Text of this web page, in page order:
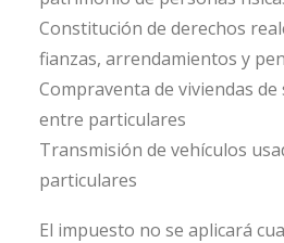
Constitución de derechos
fianzas, arrendamientos y
Compraventa de viviendas
entre particulares
Transmisión de vehículos
particulares
El impuesto no se aplicará